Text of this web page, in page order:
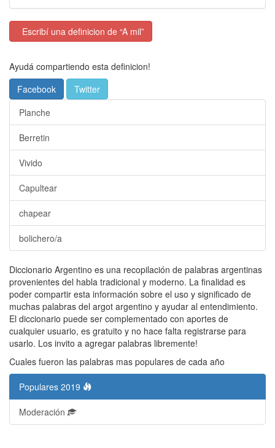
Escribí una definicion de “A mil”
Ayudá compartiendo esta definicion!
Facebook
Twitter
Planche
Berretin
Vivido
Capultear
chapear
bolichero/a
Diccionario Argentino es una recopilación de palabras argentinas
provenientes del habla tradicional y moderno. La finalidad es
poder compartir esta información sobre el uso y significado de
muchas palabras del argot argentino y ayudar al entendimiento.
El diccionario puede ser complementado con aportes de
cualquier usuario, es gratuito y no hace falta registrarse para
usarlo. Los invito a agregar palabras libremente!
Cuales fueron las palabras mas populares de cada año
Populares 2019
Moderación